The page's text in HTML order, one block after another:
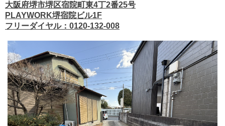
大阪府堺市堺区宿院町東4丁2番25号
PLAYWORK堺宿院ビル1F
フリーダイヤル：0120-132-008